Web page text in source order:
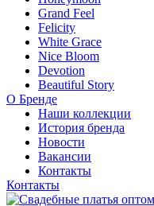
Grand Feel
Felicity
White Grace
Nice Bloom
Devotion
Beautiful Story
О Бренде
Наши коллекции
История бренда
Новости
Вакансии
Контакты
Контакты